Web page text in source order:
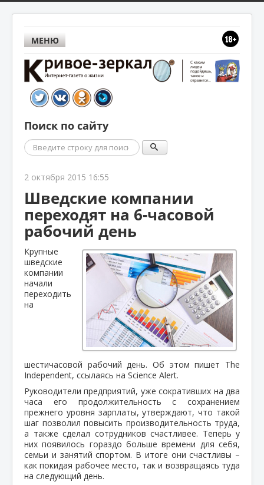
МЕНЮ
Поиск по сайту
Поиск
2 октября 2015 16:55
Шведские компании
переходят на 6-часовой
рабочий день
Крупные
шведские
компании
начали
переходить
на
шестичасовой рабочий день. Об этом пишет The
Independent, ссылаясь на Science Alert.
Руководители предприятий, уже сокративших на два
часа его продолжительность с сохранением
прежнего уровня зарплаты, утверждают, что такой
шаг позволил повысить производительность труда,
а также сделал сотрудников счастливее. Теперь у
них появилось гораздо больше времени для себя,
семьи и занятий спортом. В итоге они счастливы –
как покидая рабочее место, так и возвращаясь туда
на следующий день.